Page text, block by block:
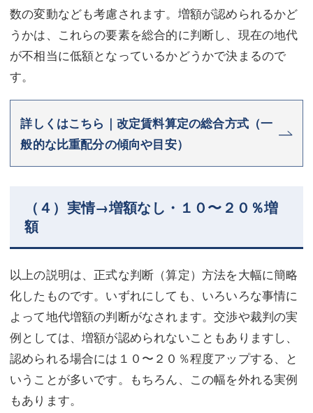
数の変動なども考慮されます。増額が認められるかど
うかは、これらの要素を総合的に判断し、現在の地代
が不相当に低額となっているかどうかで決まるので
す。
詳しくはこちら｜改定賃料算定の総合方式（一
般的な比重配分の傾向や目安）
（４）実情→増額なし・１０〜２０％増
額
以上の説明は、正式な判断（算定）方法を大幅に簡略
化したものです。いずれにしても、いろいろな事情に
よって地代増額の判断がなされます。交渉や裁判の実
例としては、増額が認められないこともありますし、
認められる場合には１０〜２０％程度アップする、と
いうことが多いです。もちろん、この幅を外れる実例
もあります。